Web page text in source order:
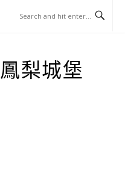
梨城堡